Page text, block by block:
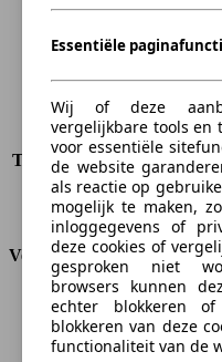
Wielbasis
Maximaal gewicht
Deuren
4
Stoelen
5
Dakbelasting
-
Trekgewicht (ongeremd) -
Trekgewicht (geremd)
Kofferbak capaciteit
-
Verbruik
CO2-uitstoot*
Verbruik (stad)
Verbruik (snelweg)
8.2
Essentiële
Wij of deze
vergelijkbare tools en
voor essentiële
de website
als reactie op
mogelijk te maken,
inloggegevens of
deze cookies of
gesproken niet
browsers kunnen
echter blokkeren
blokkeren van deze
functionaliteit van de